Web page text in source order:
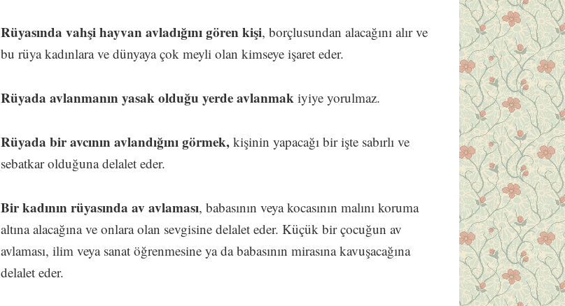
Rüyasında vahşi hayvan avladığını gören kişi, borçlusundan alacağını alır ve
bu rüya kadınlara ve dünyaya çok meyli olan kimseye işaret eder.
Rüyada avlanmanın yasak olduğu yerde avlanmak iyiye yorulmaz.
Rüyada bir avcının avlandığını görmek, kişinin yapacağı bir işte sabırlı ve
sebatkar olduğuna delalet eder.
Bir kadının rüyasında av avlaması, babasının veya kocasının malını koruma
altına alacağına ve onlara olan sevgisine delalet eder. Küçük bir çocuğun av
avlaması, ilim veya sanat öğrenmesine ya da babasının mirasına kavuşacağına
delalet eder.